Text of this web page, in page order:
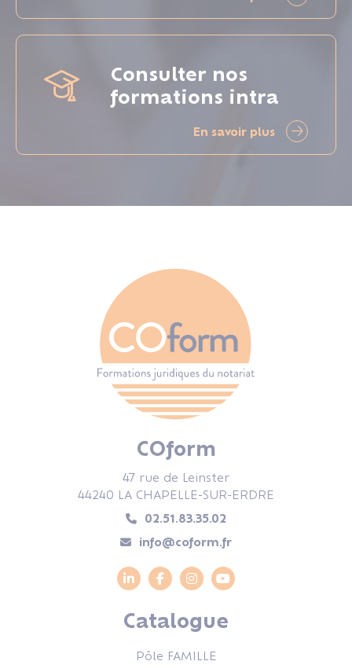
Consulter nos
formations intra
En savoir plus
COform
47 rue de Leinster
44240 LA CHAPELLE-SUR-ERDRE
02.51.83.35.02
info@coform.fr
Catalogue
Pôle FAMILLE